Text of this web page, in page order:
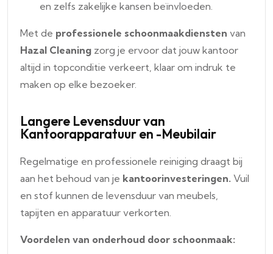
en zelfs zakelijke kansen beïnvloeden.
Met de professionele schoonmaakdiensten van
Hazal Cleaning zorg je ervoor dat jouw kantoor
altijd in topconditie verkeert, klaar om indruk te
maken op elke bezoeker.
Langere Levensduur van
Kantoorapparatuur en -Meubilair
Regelmatige en professionele reiniging draagt bij
aan het behoud van je kantoorinvesteringen. Vuil
en stof kunnen de levensduur van meubels,
tapijten en apparatuur verkorten.
Voordelen van onderhoud door schoonmaak: